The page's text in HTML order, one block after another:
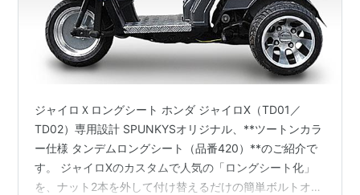
ジャイロＸロングシート ホンダ ジャイロX（TD01／
TD02）専用設計 SPUNKYSオリジナル、**ツートンカラ
ー仕様 タンデムロングシート（品番420）**のご紹介で
す。 ジャイロXのカスタムで人気の「ロングシート化」
を、ナット2本を外して付け替えるだけの簡単ボルトオン